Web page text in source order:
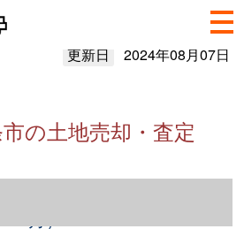
更新日 2024年08月07日
の土地売却・査定
売却情報（2023年1～12